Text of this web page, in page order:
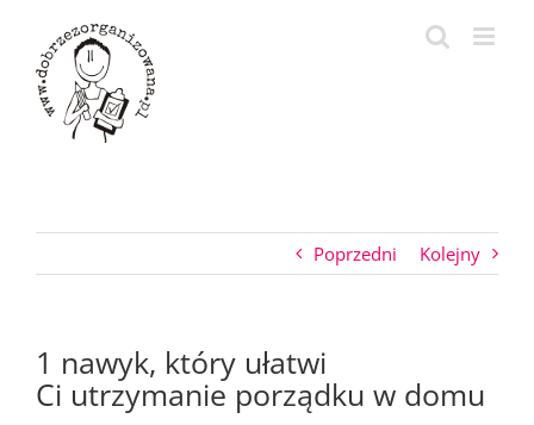
zawartości
Poprzedni Kolejny
1 nawyk, który ułatwi
Ci utrzymanie porządku w domu